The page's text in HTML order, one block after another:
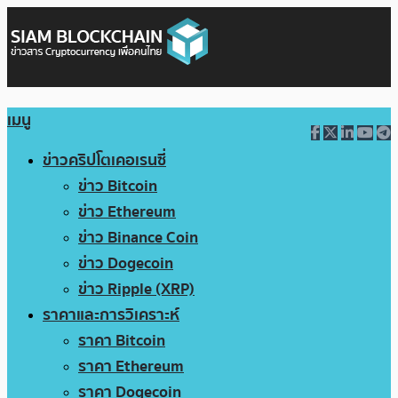
เมนู
ข่าวคริปโตเคอเรนซี่
ข่าว Bitcoin
ข่าว Ethereum
ข่าว Binance Coin
ข่าว Dogecoin
ข่าว Ripple (XRP)
ราคาและการวิเคราะห์
ราคา Bitcoin
ราคา Ethereum
ราคา Dogecoin